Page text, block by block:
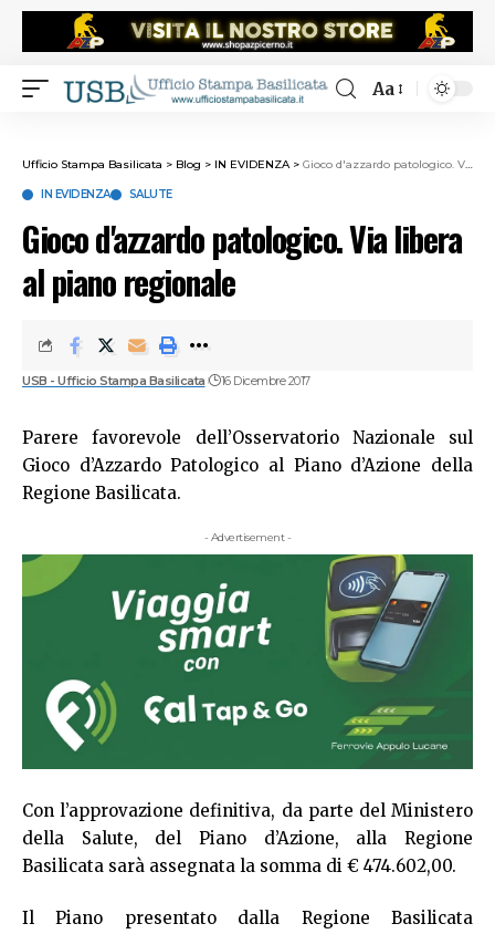
Aa
Ufficio Stampa Basilicata > Blog > IN EVIDENZA> Gioco d'azzardo patologico. Via libera al piano regionale
IN EVIDENZA SALUTE
Gioco d'azzardo patologico. Via libera
al piano regionale
USB - Ufficio Stampa Basilicata 16 Dicembre 2017
Parere favorevole dell’Osservatorio Nazionale sul
Gioco d’Azzardo Patologico al Piano d’Azione della
Regione Basilicata.
- Advertisement -
Con l’approvazione definitiva, da parte del Ministero
della Salute, del Piano d’Azione, alla Regione
Basilicata sarà assegnata la somma di € 474.602,00.
Il Piano presentato dalla Regione Basilicata